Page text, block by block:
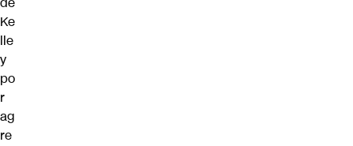
Ke
lle
y
po
r
ag
re